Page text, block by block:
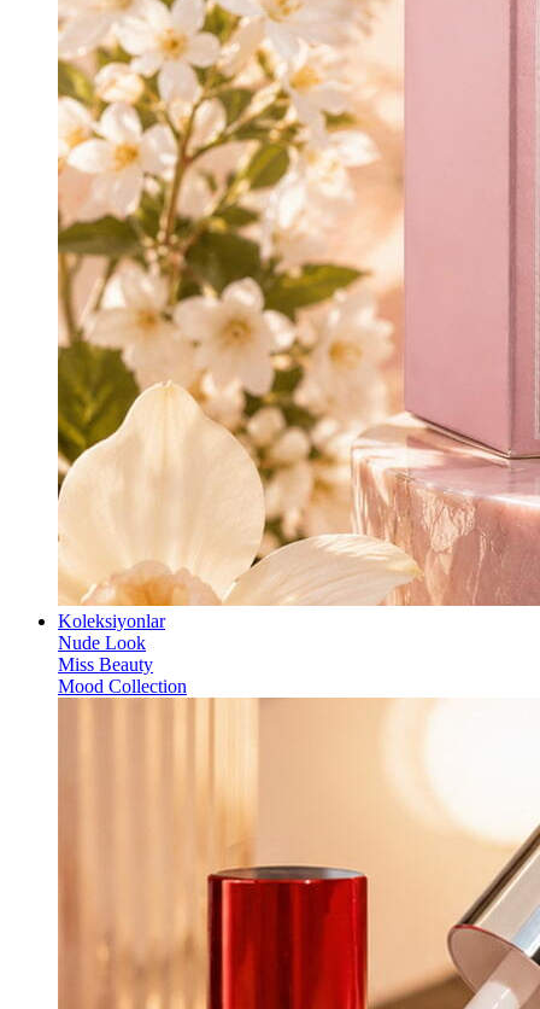
Koleksiyonlar
Nude Look
Miss Beauty
Mood Collection